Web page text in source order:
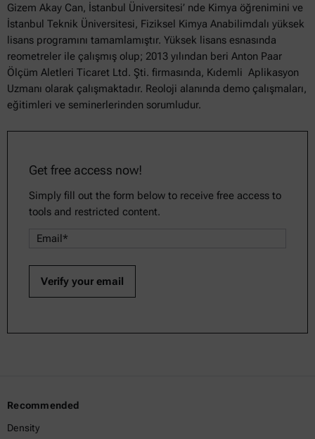
Gizem Akay Can, İstanbul Üniversitesi’ nde Kimya öğrenimini ve
İstanbul Teknik Üniversitesi, Fiziksel Kimya Anabilimdalı yüksek
lisans programını tamamlamıştır. Yüksek lisans esnasında
reometreler ile çalışmış olup; 2013 yılından beri Anton Paar
Ölçüm Aletleri Ticaret Ltd. Şti. firmasında, Kıdemli Aplikasyon
Uzmanı olarak çalışmaktadır. Reoloji alanında demo çalışmaları,
eğitimleri ve seminerlerinden sorumludur.
Get free access now!
Simply fill out the form below to receive free access to
tools and restricted content.
Recommended
Density